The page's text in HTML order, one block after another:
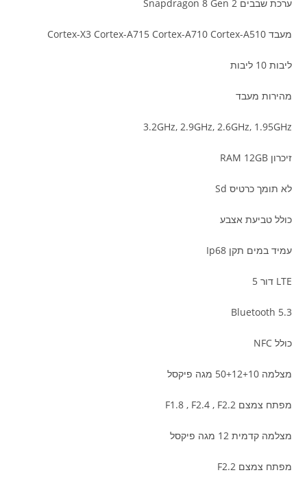
ערכת שבבים Snapdragon 8 Gen 2
מעבד Cortex-X3 Cortex-A715 Cortex-A710 Cortex-A510
ליבות 10 ליבות
מהירות מעבד
3.2GHz, 2.9GHz, 2.6GHz, 1.95GHz
זיכרון RAM 12GB
לא תומך כרטיס Sd
כולל טביעת אצבע
עמיד במים תקן Ip68
LTE דור 5
Bluetooth 5.3
כולל NFC
מצלמה 50+12+10 מגה פיקסל
מפתח צמצם F1.8 , F2.4 , F2.2
מצלמה קדמית 12 מגה פיקסל
מפתח צמצם F2.2